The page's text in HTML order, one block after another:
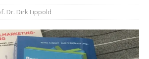
Dr. Dirk Lippold